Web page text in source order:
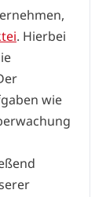
. Hierbei
wie